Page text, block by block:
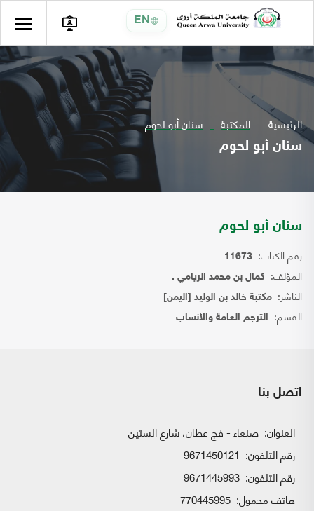
EN
الرئيسية المكتبة سنان أبو لحوم
سنان أبو لحوم
سنان أبو لحوم
رقم الكتاب: 11673
المؤلف: كمال بن محمد الريامي .
الناشر: مكتبة خالد بن الوليد [اليمن]
القسم: الترجم العامة والأنساب
اتصل بنا
العنوان: صنعاء - فج عطان، شارع الستين
رقم التلفون: 9671450121
رقم التلفون: 9671445993
هاتف محمول: 770445995